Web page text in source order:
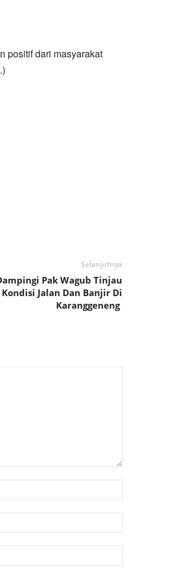
positif dari masyarakat
Selanjutnya
Pak Wagub Tinjau
Kondisi Jalan Dan Banjir Di
Karanggeneng